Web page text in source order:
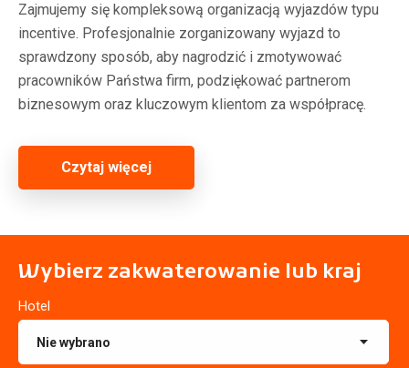
Zajmujemy się kompleksową organizacją wyjazdów typu
incentive. Profesjonalnie zorganizowany wyjazd to
sprawdzony sposób, aby nagrodzić i zmotywować
pracowników Państwa firm, podziękować partnerom
biznesowym oraz kluczowym klientom za współpracę.
Czytaj więcej
Wybierz zakwaterowanie lub kraj
Hotel